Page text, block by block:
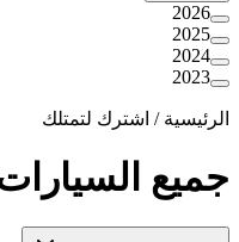
2026
2025
2024
2023
الرئيسية / اشترك لتمتلك
جميع